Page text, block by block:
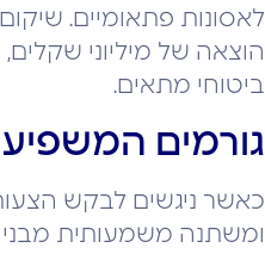
לאסונות פתאומיים.
הוצאה של מיליוני
ביטוחי מתאים.
גורמים
כאשר ניגשים לבקש
ומשתנה משמעותית